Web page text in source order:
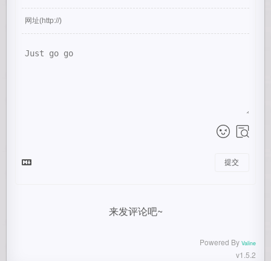
提交
来发评论吧~
Powered By Valine
v1.5.2